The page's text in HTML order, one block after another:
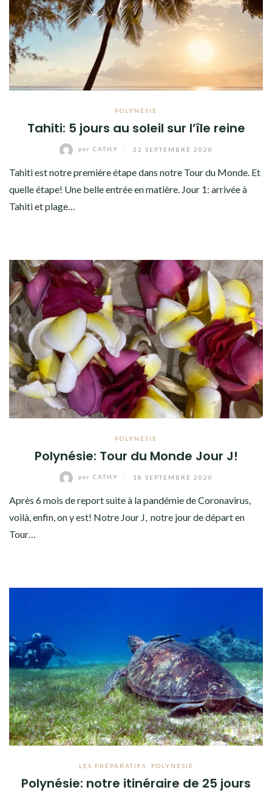
POLYNÉSIE
Tahiti: 5 jours au soleil sur l’île reine
par CATHY 22 SEPTEMBRE 2020
Tahiti est notre première étape dans notre Tour du Monde. Et
quelle étape! Une belle entrée en matière. Jour 1: arrivée à
Tahiti et plage…
POLYNÉSIE
Polynésie: Tour du Monde Jour J!
par CATHY 18 SEPTEMBRE 2020
Après 6 mois de report suite à la pandémie de Coronavirus,
voilà, enfin, on y est! Notre Jour J, notre jour de départ en
Tour…
LES PRÉPARATIFS POLYNÉSIE
Polynésie: notre itinéraire de 25 jours